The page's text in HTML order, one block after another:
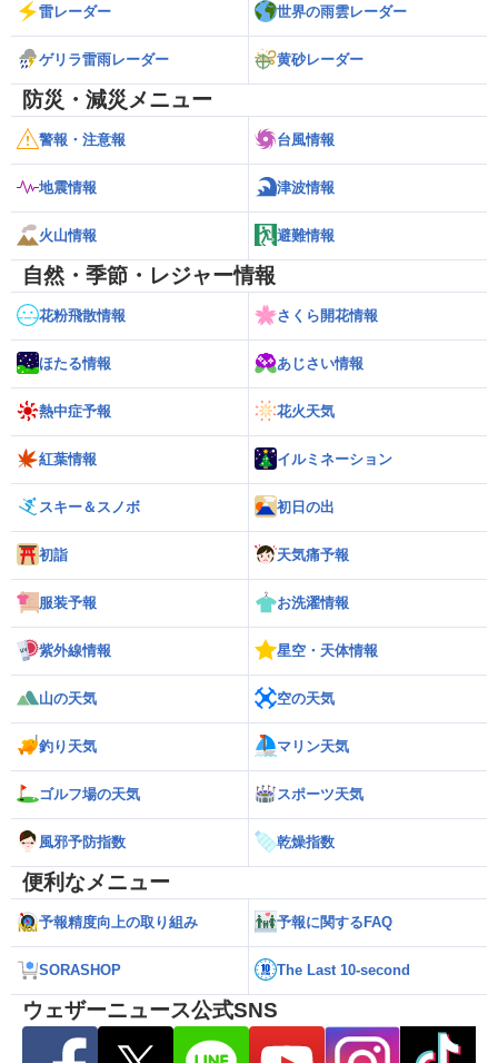
雷レーダー 世界の雨雲レーダー
ゲリラ雷雨レーダー 黄砂レーダー
防災・減災メニュー
警報・注意報 台風情報
地震情報 津波情報
火山情報 避難情報
自然・季節・レジャー情報
花粉飛散情報 さくら開花情報
ほたる情報 あじさい情報
熱中症予報 花火天気
紅葉情報 イルミネーション
スキー＆スノボ 初日の出
初詣 天気痛予報
服装予報 お洗濯情報
紫外線情報 星空・天体情報
山の天気 空の天気
釣り天気 マリン天気
ゴルフ場の天気 スポーツ天気
風邪予防指数 乾燥指数
便利なメニュー
予報精度向上の取り組み 予報に関するFAQ
SORASHOP The Last 10-second
ウェザーニュース公式SNS